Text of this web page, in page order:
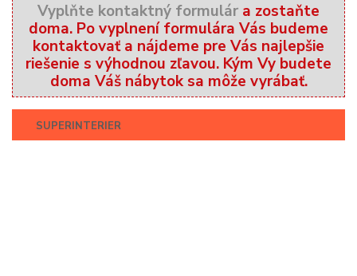
Vyplňte kontaktný formulár a zostaňte
doma. Po vyplnení formulára Vás budeme
kontaktovať a nájdeme pre Vás najlepšie
riešenie s výhodnou zľavou. Kým Vy budete
doma Váš nábytok sa môže vyrábať.
SUPERINTERIER